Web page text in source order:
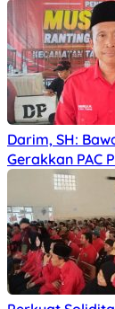
Darim, SH:
Gerakkan PAC